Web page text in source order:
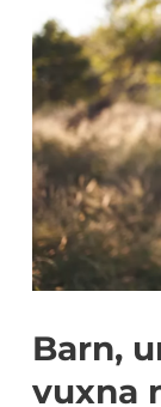
Barn,
vuxna